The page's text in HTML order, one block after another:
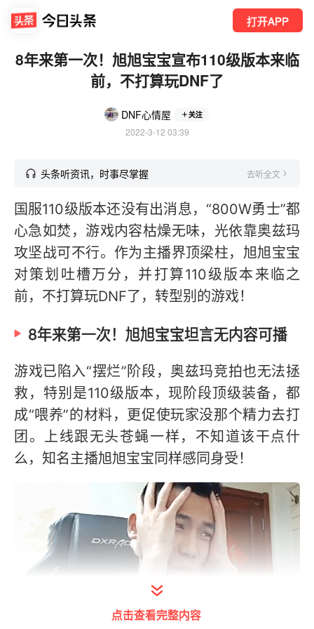
打开APP
8年来第一次！旭旭宝宝宣布110级版本来临
前，不打算玩DNF了
DNF心情屋 关注
2022-3-12 03:39
头条听资讯，时事尽掌握 去听全文
国服110级版本还没有出消息，“800W勇士”都
心急如焚，游戏内容枯燥无味，光依靠奥兹玛
攻坚战可不行。作为主播界顶梁柱，旭旭宝宝
对策划吐槽万分，并打算110级版本来临之
前，不打算玩DNF了，转型别的游戏！
8年来第一次！旭旭宝宝坦言无内容可播
游戏已陷入“摆烂”阶段，奥兹玛竞拍也无法拯
救，特别是110级版本，现阶段顶级装备，都
成“喂养”的材料，更促使玩家没那个精力去打
团。上线跟无头苍蝇一样，不知道该干点什
么，知名主播旭旭宝宝同样感同身受！
点击查看完整内容